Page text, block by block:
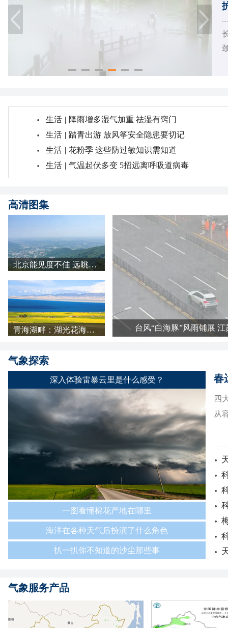
生活 | 降雨增多湿气加重 祛湿有窍门
生活 | 踏青出游 放风筝安全隐患要切记
生活 | 花粉季 这些防过敏知识需知道
生活 | 气温起伏多变 5招远离呼吸道病毒
高清图集
北京能见度不佳 远眺城市一片朦胧
青海湖畔：湖光花海长云 天地铺成明亮画卷 台风“白海豚”风雨铺展
气象探索
深入体验雷暴云里是什么感受？
一图看懂棉花产地在哪里
海洋在各种天气后扮演了什么角色
扒一扒你不知道的沙尘那些事
春
四
从
气象服务产品